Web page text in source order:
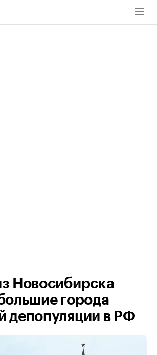
Новосибирска
города
депопуляции в РФ